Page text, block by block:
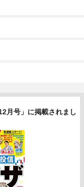
月号」に掲載されまし